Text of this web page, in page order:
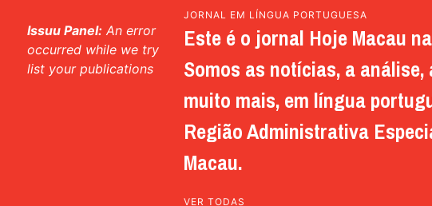
Issuu Panel: An error
occurred while we try
list your publications
JORNAL EM LÍNGUA PORTUGUESA
Este é o jornal Hoje Macau
Somos as notícias, a análise,
muito mais, em língua
Região Administrativa
Macau.
VER TODAS